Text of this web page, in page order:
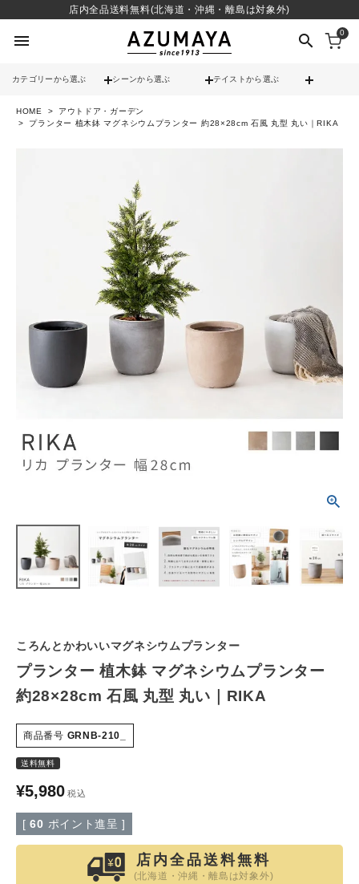
店内全品送料無料(北海道・沖縄・離島は対象外)
menu search 0
カテゴリーから選ぶ シーンから選ぶ テイストから選ぶ
check 送料無料
よくある質問
call 052-241-3103
schedule
meeting_room ログイン person 会員登録
シーンから選ぶ
ご利用ガイド
特定商取引法について
会社概要
よくある質問
HOME
アウトドア・ガーデン
プランター 植木鉢 マグネシウムプランター 約28×28cm 石風 丸型 丸い｜RIKA
ころんとかわいいマグネシウムプランター
プランター 植木鉢 マグネシウムプランター
約28×28cm 石風 丸型 丸い｜RIKA
商品番号 GRNB-210_
送料無料
¥5,980 税込
[ 60 ポイント進呈 ]
店内全品送料無料
(北海道・沖縄・離島は対象外)